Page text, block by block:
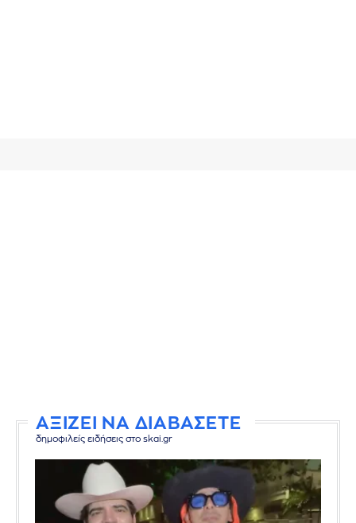
ΑΞΙΖΕΙ ΝΑ ΔΙΑΒΑΣΕΤΕ
δημοφιλείς ειδήσεις στο skai.gr